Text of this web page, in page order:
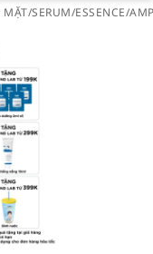
MẶT/SERUM/ESSENCE/